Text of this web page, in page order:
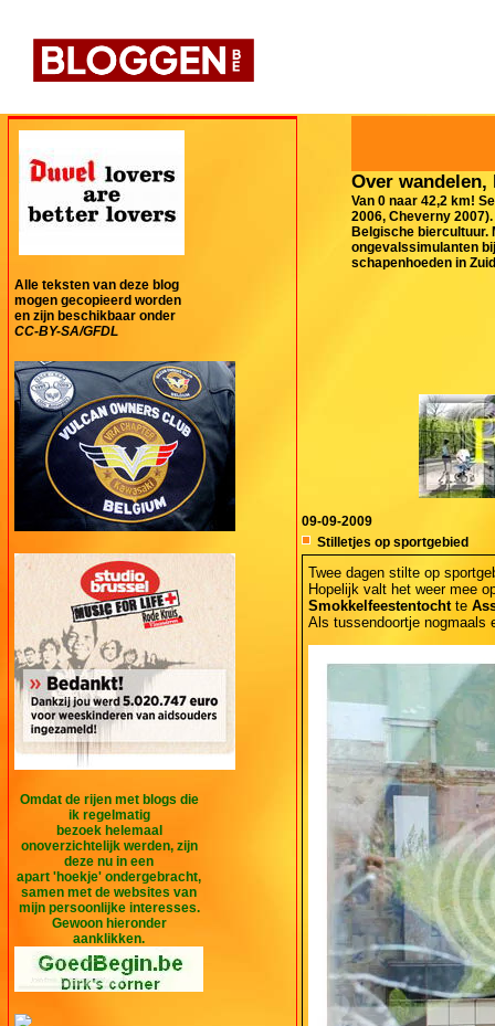
Alle teksten van deze blog
mogen gecopieerd worden
en zijn beschikbaar onder
CC-BY-SA/GFDL
Omdat de rijen met blogs die
ik regelmatig
bezoek helemaal
onoverzichtelijk werden, zijn
deze nu in een
apart 'hoekje' ondergebracht,
samen met de websites van
mijn persoonlijke interesses.
Gewoon hieronder
aanklikken.
Over
Van 0 naar 42,2 km!
2006, Cheverny
Belgische biercultuur.
ongevalssimulanten
schapenhoeden in
09-09-2009
Stilletjes op sportgebied
Twee dagen stilte op
Hopelijk valt het weer mee
Smokkelfeestentocht te
Als tussendoortje nogmaals